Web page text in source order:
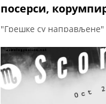
посерси,
"Грешке су
позориште. За Лава,
свету“. Стрелац превише
наслован, али за
негативни Леос често